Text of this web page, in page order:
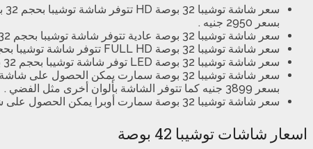
بسعر 2950 جنيه .
سعر شاشة توشيبا 32 بوصة عادية تتوفر شاشة توشيبا بحجم 32 بوصة HD عادية بسعر 3248 جنيه .
سعر شاشة توشيبا 32 بوصة FULL HD تتوفر شاشة توشيبا بحجم 32 بوصة و بدقة FULL HD بسعر 2875 جنيه .
سعر شاشة توشيبا 32 بوصة LED توفر شاشة توشيبا بحجم 32 بوصة HD LED بسعر 2799 جنيه .
بسعر 3899 جنيه كما تتوفر الشاشة بألوان أخرى مثل الفضي .
سعر شاشة توشيبا 32 بوصة سمارت أوبرا يمكن الحصول على شاشة توشيبا بحجم 32 بوصة سمارت أوبرا بجودة HD بسعر 3399 جنيه .
اسعار شاشات توشيبا 42 بوصة